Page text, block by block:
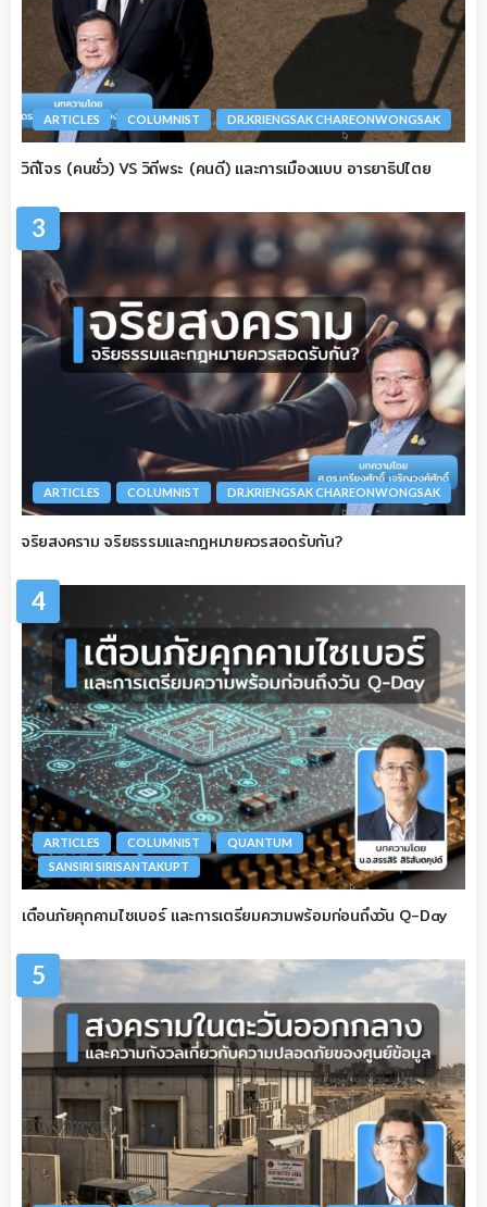
ARTICLES COLUMNIST DR.KRIENGSAK CHAREONWONGSAK
วิถีโจร (คนชั่ว) VS วิถีพระ (คนดี) และการเมืองแบบ อารยาธิปไตย
3
ARTICLES COLUMNIST DR.KRIENGSAK CHAREONWONGSAK
จริยสงคราม จริยธรรมและกฎหมายควรสอดรับกัน?
4
ARTICLES COLUMNIST
QUANTUM
SANSIRI SIRISANTAKUPT
เตือนภัยคุกคามไซเบอร์ และการเตรียมความพร้อมก่อนถึงวัน Q-Day
5